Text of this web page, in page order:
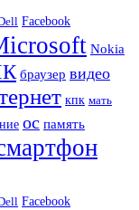
Facebook
Nokia
браузер видео
кпк мать
ос память
Facebook